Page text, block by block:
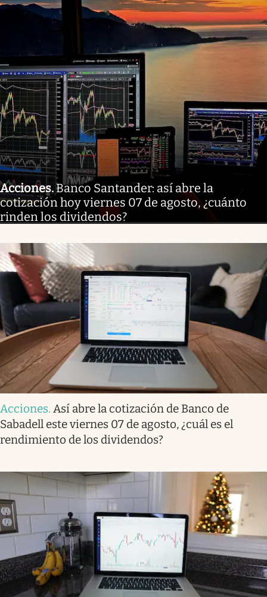
Acciones.Banco Santander: así abre la
cotización hoy viernes 07 de agosto, ¿cuánto
rinden los dividendos?
Acciones. Así abre la cotización de Banco de
Sabadell este viernes 07 de agosto, ¿cuál es el
rendimiento de los dividendos?